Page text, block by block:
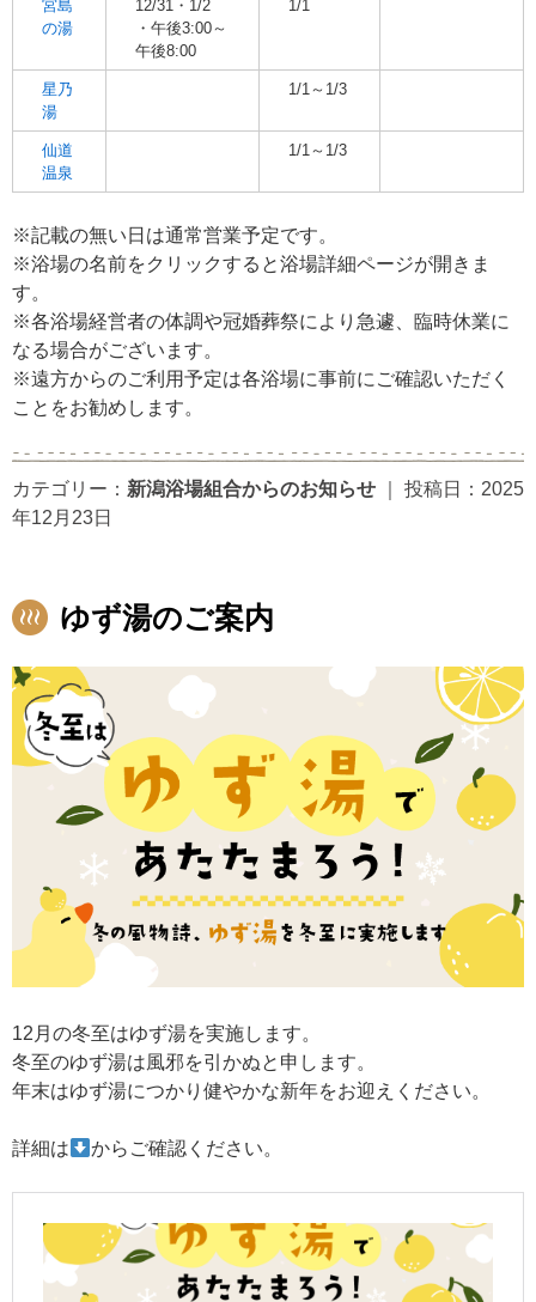
宮島
の湯
12/31・1/2
・午後3:00～
午後8:00
1/1
星乃
湯
1/1～1/3
仙道
温泉
1/1～1/3
※記載の無い日は通常営業予定です。
※浴場の名前をクリックすると浴場詳細ページが開きま
す。
※各浴場経営者の体調や冠婚葬祭により急遽、臨時休業に
なる場合がございます。
※遠方からのご利用予定は各浴場に事前にご確認いただく
ことをお勧めします。
カテゴリー： 新潟浴場組合からのお知らせ
投稿日：2025
年12月23日
ゆず湯のご案内
12月の冬至はゆず湯を実施します。
冬至のゆず湯は風邪を引かぬと申します。
年末はゆず湯につかり健やかな新年をお迎えください。
詳細は からご確認ください。